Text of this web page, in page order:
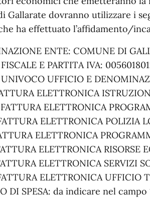
Gallarate dovranno utilizzare i
ha effettuato l’affidamento/
ENTE: COMUNE DI
E PARTITA IVA:
UFFICIO E
ELETTRONICA
ELETTRONICA
ELETTRONICA POLIZIA
ELETTRONICA
ELETTRONICA RISORSE
ELETTRONICA SERVIZI
ELETTRONICA UFFICIO
DI SPESA: da indicare nel campo